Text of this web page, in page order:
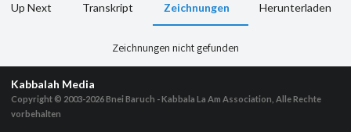
Up Next Transkript Zeichnungen Herunterladen
Zeichnungen nicht gefunden
Kabbalah Media
Copyright © 2003-2026Bnei Baruch - Kabbala La Am Association, Alle Rechte
vorbehalten